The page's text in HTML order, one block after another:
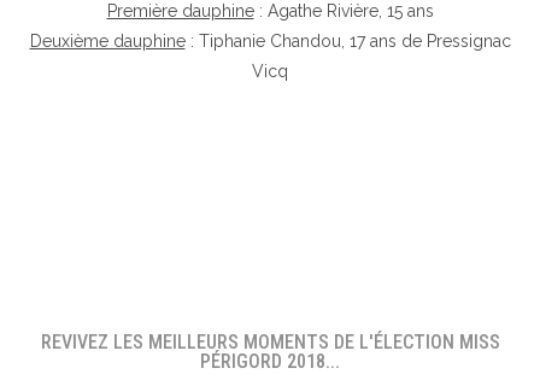
Première dauphine: Agathe Rivière, 15 ans
Deuxième dauphine: Tiphanie Chandou, 17 ans de Pressignac
Vicq
REVIVEZ LES MEILLEURS MOMENTS DE L'ÉLECTION MISS
PÉRIGORD 2018...